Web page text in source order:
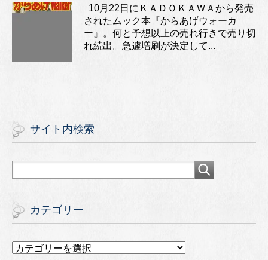
10月22日にＫＡＤＯＫＡＷＡから発売
されたムック本『からあげウォーカ
ー』。何と予想以上の売れ行きで売り切
れ続出。急遽増刷が決定して...
サイト内検索
カテゴリー
カ